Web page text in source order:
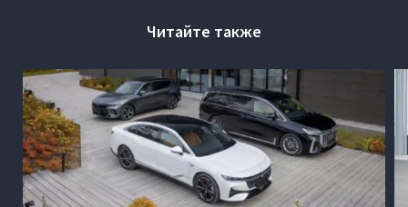
Читайте также